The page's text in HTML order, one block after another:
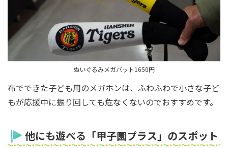
ぬいぐるみメガバット1650円
布でできた子ども用のメガホンは、ふわふわで小さな子ど
もが応援中に振り回しても危なくないのでおすすめです。
他にも遊べる「甲子園プラス」のスポット